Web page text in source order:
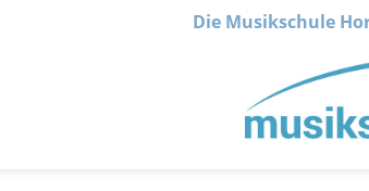
Die Musikschule